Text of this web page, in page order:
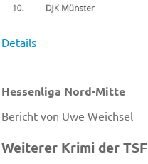
Details
Hessenliga Nord-Mitte
Bericht von Uwe Weichsel
Weiterer Krimi der TSF